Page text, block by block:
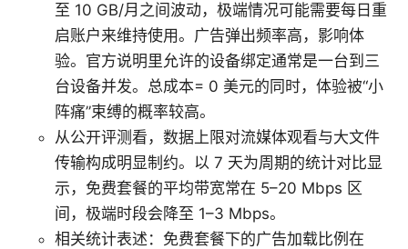
至 10 GB/月之间波动，极端情况可能需要每日重
启账户来维持使用。广告弹出频率高，影响体
验。官方说明里允许的设备绑定通常是一台到三
台设备并发。总成本= 0 美元的同时，体验被“小
阵痛”束缚的概率较高。
从公开评测看，数据上限对流媒体观看与大文件
传输构成明显制约。以 7 天为周期的统计对比显
示，免费套餐的平均带宽常在 5–20 Mbps 区
间，极端时段会降至 1–3 Mbps。
相关统计表述：免费套餐下的广告加载比例在